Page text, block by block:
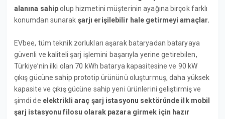
alanına sahipolup hizmetini müşterinin ayağına birçok farklı
konumdan sunarak şarjı erişilebilir hale getirmeyi amaçlar.
EVbee, tüm teknik zorlukları aşarak bataryadan bataryaya
güvenli ve kaliteli şarj işlemini başarıyla yerine getirebilen,
Türkiye’nin ilki olan 70 kWh batarya kapasitesine ve 90 kW
çıkış gücüne sahip prototip ürününü oluşturmuş, daha yüksek
kapasite ve çıkış gücüne sahip yeni ürünlerini geliştirmiş ve
şimdi de elektrikli araç şarj istasyonu sektöründe ilk mobil
şarj istasyonu filosu olarak pazara girmek için hazır